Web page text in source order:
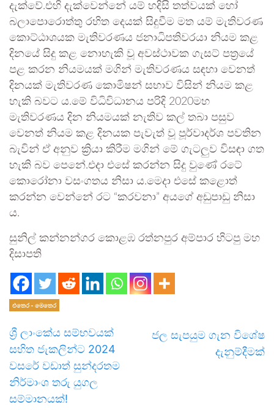
දැක්වේ.එහි දැක්වෙන්නේ යම් හදිසි තත්වයක් හෝ
බලාපොරොත්තු රහිත දෙයක් සිදුවීම මත යම් මැතිවරණ
කොට්ඨාශයක මැතිවරණය ජනාධිපතිවරයා නියම කළ
දිනයේ සිදු කළ නොහැකි වූ අවස්ථාවක ගැසට් පත්‍රයේ
පළ කරන නියමයක් මගින් මැතිව‍රණය සඳහා වෙනත්
දිනයක් මැතිවරණ කොමිෂන් සභාව විසින් නියම කළ
හැකි බවට ය.මේ විධිවිධානය පරිදි 2020මහ
මැතිවරණය දින නියමයක් නැතිව කල් තබා පසුව
වෙනත් නියම කළ දිනයක පැවැත් වූ පූර්වාදර්ශ පවතින
බැවින් ඒ අනුව ක්‍රියා කිරීම මගින් මේ ගැටලුව විසඳා ගත
හැකි බව පෙනේ.එදා එසේ කරන්න සිදු වුණේ රටේ
කොරෝනා වසංගතය නිසා ය.මෙදා එසේ කළොත්
කරන්න වෙන්නේ රට “කරවනා” අයගේ අඩුපාඩු නිසා
ය.
සුනිල් කන්නන්ගර කොළඹ රත්නපුර අම්පාර හිටපු මහ
දිසාපති
එතෙර - මෙතෙර
ශ්‍රී ලාංකේය සම්භවයක්
සහිත ජැකලින්ට 2024
වසරේ වඩාත් සුන්දරතම
නිර්මාංශ තරු යුගල
සම්මානයක්!
ජල සැපයුම ගැන විශේෂ
දැනුම්දීමක්